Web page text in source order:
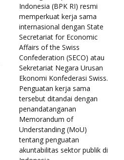
Indonesia (BPK RI) resmi
memperkuat kerja sama
internasional dengan State
Secretariat for Economic
Affairs of the Swiss
Confederation (SECO) atau
Sekretariat Negara Urusan
Ekonomi Konfederasi Swiss.
Penguatan kerja sama
tersebut ditandai dengan
penandatanganan
Memorandum of
Understanding (MoU)
tentang penguatan
akuntabilitas sektor publik di